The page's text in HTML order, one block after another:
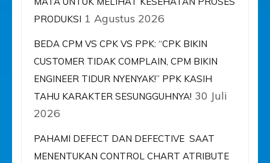
PRODUKSI 1 Agustus 2026
BEDA CPM VS CPK VS PPK: “CPK BIKIN
CUSTOMER TIDAK COMPLAIN, CPM BIKIN
ENGINEER TIDUR NYENYAK!” PPK KASIH
TAHU KARAKTER SESUNGGUHNYA! 30 Juli
2026
PAHAMI DEFECT DAN DEFECTIVE SAAT
MENENTUKAN CONTROL CHART ATRIBUTE